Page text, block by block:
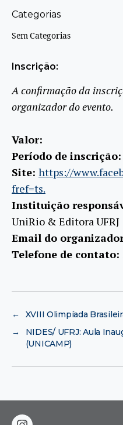
Categorias
Sem Categorias
Inscrição:
A confirmação da
organizador do evento.
Valor:
Período de inscrição:
Site: https://
fref=ts.
Instituição
UniRio & Editora UFRJ
Email do
Telefone de contato:
←
XVIII Olimpíada
→
NIDES/ UFRJ: Aula
(UNICAMP)